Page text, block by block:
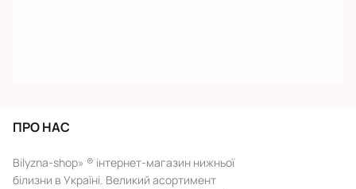
ПРО НАС
Bilyzna-shop» ® інтернет-магазин нижньої
білизни в Україні. Великий асортимент